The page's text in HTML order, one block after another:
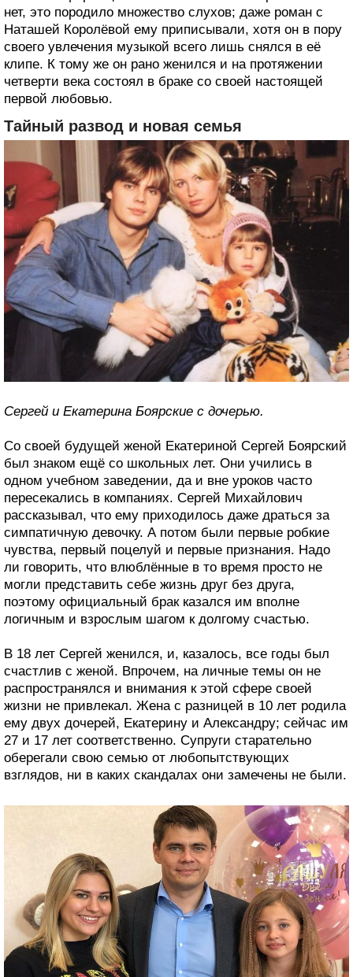
нет, это породило множество слухов; даже роман с
Наташей Королёвой ему приписывали, хотя он в пору
своего увлечения музыкой всего лишь снялся в её
клипе. К тому же он рано женился и на протяжении
четверти века состоял в браке со своей настоящей
первой любовью.
Тайный развод и новая семья
Сергей и Екатерина Боярские с дочерью.
Со своей будущей женой Екатериной Сергей Боярский
был знаком ещё со школьных лет. Они учились в
одном учебном заведении, да и вне уроков часто
пересекались в компаниях. Сергей Михайлович
рассказывал, что ему приходилось даже драться за
симпатичную девочку. А потом были первые робкие
чувства, первый поцелуй и первые признания. Надо
ли говорить, что влюблённые в то время просто не
могли представить себе жизнь друг без друга,
поэтому официальный брак казался им вполне
логичным и взрослым шагом к долгому счастью.
В 18 лет Сергей женился, и, казалось, все годы был
счастлив с женой. Впрочем, на личные темы он не
распространялся и внимания к этой сфере своей
жизни не привлекал. Жена с разницей в 10 лет родила
ему двух дочерей, Екатерину и Александру; сейчас им
27 и 17 лет соответственно. Супруги старательно
оберегали свою семью от любопытствующих
взглядов, ни в каких скандалах они замечены не были.